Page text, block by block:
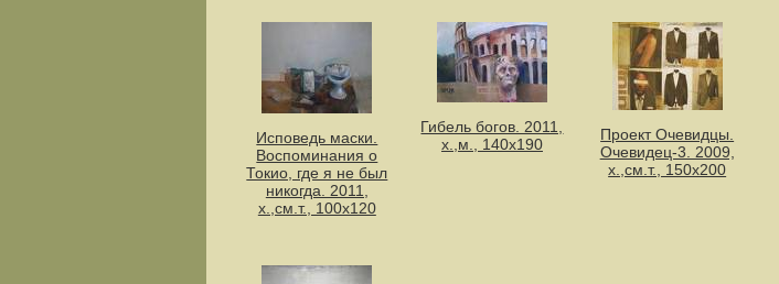
Исповедь маски.
Воспоминания о
Токио, где я не был
никогда. 2011,
х.,см.т., 100х120
Гибель богов. 2011,
х.,м., 140х190
Проект Очевидцы.
Очевидец-3. 2009,
х.,см.т., 150х200